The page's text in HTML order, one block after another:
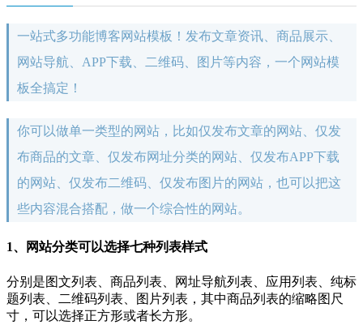
一站式多功能博客网站模板！发布文章资讯、商品展示、
网站导航、APP下载、二维码、图片等内容，一个网站模
板全搞定！
你可以做单一类型的网站，比如仅发布文章的网站、仅发
布商品的文章、仅发布网址分类的网站、仅发布APP下载
的网站、仅发布二维码、仅发布图片的网站，也可以把这
些内容混合搭配，做一个综合性的网站。
1、网站分类可以选择七种列表样式
分别是图文列表、商品列表、网址导航列表、应用列表、纯标
题列表、二维码列表、图片列表，其中商品列表的缩略图尺
寸，可以选择正方形或者长方形。